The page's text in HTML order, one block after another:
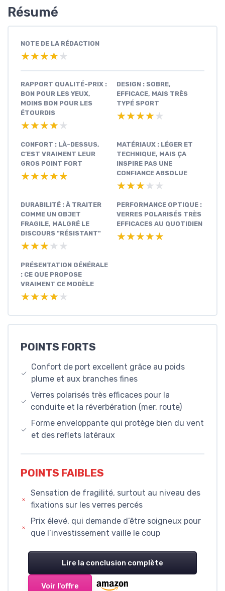
Résumé
NOTE DE LA RÉDACTION
★★★★★
★★★★★
RAPPORT QUALITÉ-PRIX :
BON POUR LES YEUX,
MOINS BON POUR LES
ÉTOURDIS
★★★★★
★★★★★
DESIGN : SOBRE,
EFFICACE, MAIS TRÈS
TYPÉ SPORT
★★★★★
★★★★★
CONFORT : LÀ-DESSUS,
C’EST VRAIMENT LEUR
GROS POINT FORT
★★★★★
★★★★★
MATÉRIAUX : LÉGER ET
TECHNIQUE, MAIS ÇA
INSPIRE PAS UNE
CONFIANCE ABSOLUE
★★★★★
★★★★★
DURABILITÉ : À TRAITER
COMME UN OBJET
FRAGILE, MALGRÉ LE
DISCOURS "RÉSISTANT"
★★★★★
★★★★★
PERFORMANCE OPTIQUE :
VERRES POLARISÉS TRÈS
EFFICACES AU QUOTIDIEN
★★★★★
★★★★★
PRÉSENTATION GÉNÉRALE
: CE QUE PROPOSE
VRAIMENT CE MODÈLE
★★★★★
★★★★★
POINTS FORTS
Confort de port excellent grâce au poids
plume et aux branches fines
Verres polarisés très efficaces pour la
conduite et la réverbération (mer, route)
Forme enveloppante qui protège bien du vent
et des reflets latéraux
POINTS FAIBLES
Sensation de fragilité, surtout au niveau des
fixations sur les verres percés
Prix élevé, qui demande d’être soigneux pour
que l’investissement vaille le coup
Lire la conclusion complète
Voir l'offre